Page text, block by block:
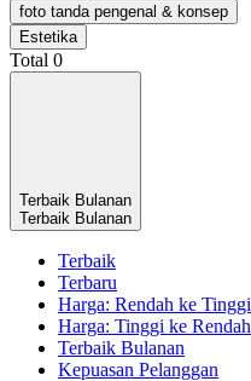
foto tanda pengenal & konsep
Estetika
Total 0
Terbaik Bulanan
Terbaik Bulanan
Terbaik
Terbaru
Harga: Rendah ke Tinggi
Harga: Tinggi ke Rendah
Terbaik Bulanan
Kepuasan Pelanggan